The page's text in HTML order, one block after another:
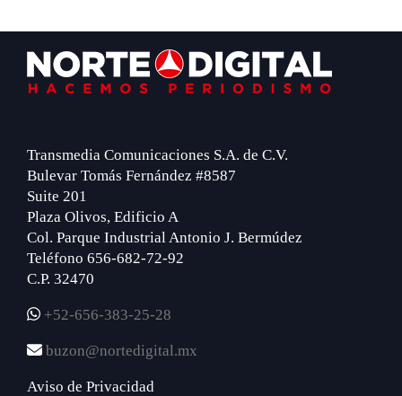
Footer
Transmedia Comunicaciones S.A. de C.V.
Bulevar Tomás Fernández #8587
Suite 201
Plaza Olivos, Edificio A
Col. Parque Industrial Antonio J. Bermúdez
Teléfono 656-682-72-92
C.P. 32470
+52-656-383-25-28
buzon@nortedigital.mx
Aviso de Privacidad